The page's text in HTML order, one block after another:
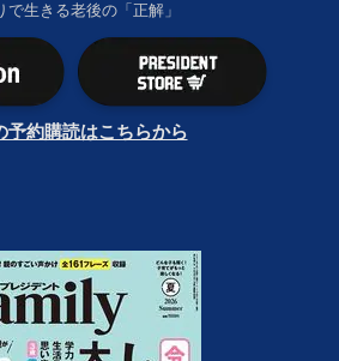
で生きる老後の「正解」
予約購読はこちらから